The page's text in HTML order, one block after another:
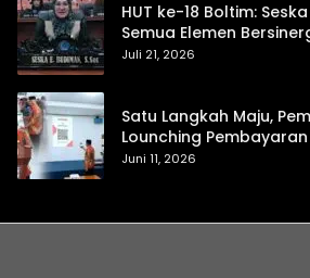
HUT ke-18 Boltim:
Semua Elemen
Daerah
Juli 21, 2026
Satu Langkah Maju,
Lounching Pembayaran
Qris
Juni 11, 2026